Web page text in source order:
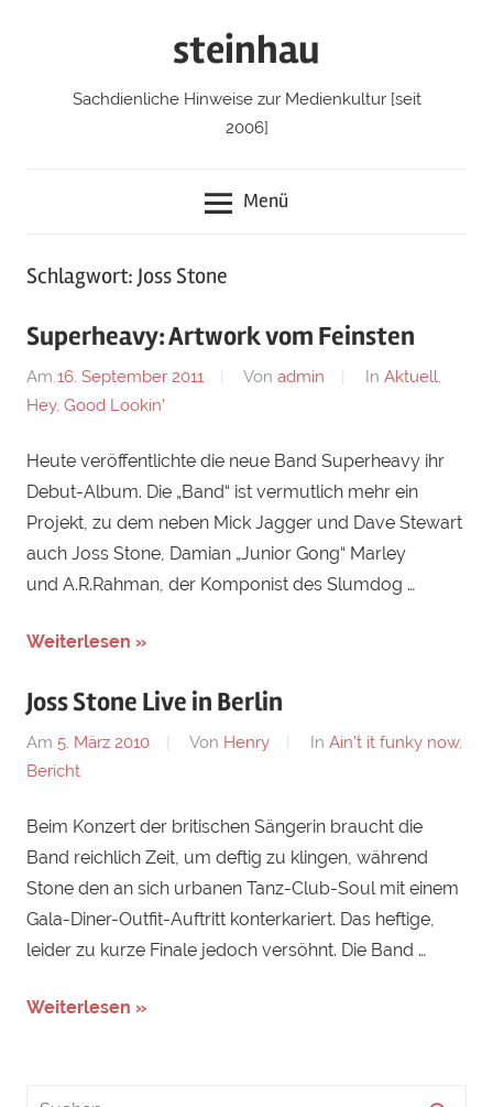
steinhau
Sachdienliche Hinweise zur Medienkultur [seit
2006]
Menü
Schlagwort: Joss Stone
Superheavy: Artwork vom Feinsten
Am 16. September 2011 Von admin In Aktuell,
Hey, Good Lookin'
Heute veröffentlichte die neue Band Superheavy ihr
Debut-Album. Die „Band“ ist vermutlich mehr ein
Projekt, zu dem neben Mick Jagger und Dave Stewart
auch Joss Stone, Damian „Junior Gong“ Marley
und A.R.Rahman, der Komponist des Slumdog …
Weiterlesen »
Joss Stone Live in Berlin
Am 5. März 2010 Von Henry In Ain't it funky now,
Bericht
Beim Konzert der britischen Sängerin braucht die
Band reichlich Zeit, um deftig zu klingen, während
Stone den an sich urbanen Tanz-Club-Soul mit einem
Gala-Diner-Outfit-Auftritt konterkariert. Das heftige,
leider zu kurze Finale jedoch versöhnt. Die Band …
Weiterlesen »